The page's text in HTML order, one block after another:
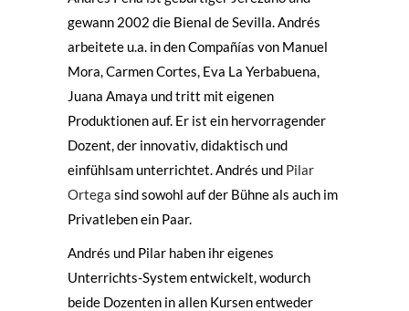
gewann 2002 die Bienal de Sevilla. Andrés
arbeitete u.a. in den Compañías von Manuel
Mora, Carmen Cortes, Eva La Yerbabuena,
Juana Amaya und tritt mit eigenen
Produktionen auf. Er ist ein hervorragender
Dozent, der innovativ, didaktisch und
einfühlsam unterrichtet. Andrés und Pilar
Ortega sind sowohl auf der Bühne als auch im
Privatleben ein Paar.
Andrés und Pilar haben ihr eigenes
Unterrichts-System entwickelt, wodurch
beide Dozenten in allen Kursen entweder